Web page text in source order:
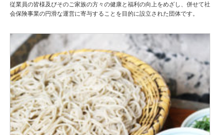
従業員の皆様及びそのご家族の方々の健康と福利の向上をめざし、併せて社
会保険事業の円滑な運営に寄与することを目的に設立された団体です。